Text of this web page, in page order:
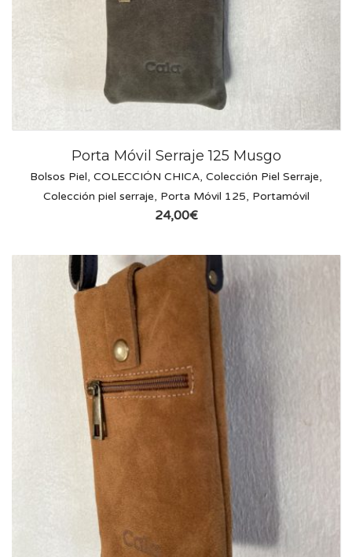
Porta Móvil Serraje 125 Musgo
Bolsos Piel, COLECCIÓN CHICA, Colección Piel Serraje,
Colección piel serraje, Porta Móvil 125, Portamóvil
24,00€